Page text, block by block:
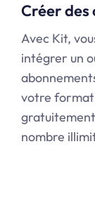
Créer des
Avec Kit,
intégrer un
votre
nombre